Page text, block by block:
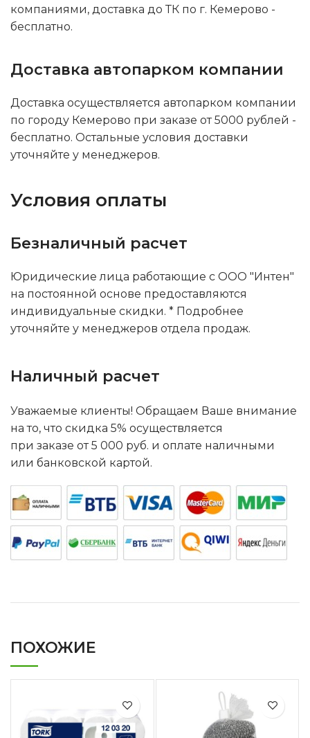
компаниями, доставка до ТК по г. Кемерово -
бесплатно.
Доставка автопарком компании
Доставка осуществляется автопарком компании
по городу Кемерово при заказе от 5000 рублей -
бесплатно. Остальные условия доставки
уточняйте у менеджеров.
Условия оплаты
Безналичный расчет
Юридические лица работающие с ООО "Интен"
на постоянной основе предоставляются
индивидуальные скидки. * Подробнее
уточняйте у менеджеров отдела продаж.
Наличный расчет
Уважаемые клиенты! Обращаем Ваше внимание
на то, что скидка 5% осуществляется
при заказе от 5 000 руб. и оплате наличными
или банковской картой.
ПОХОЖИЕ